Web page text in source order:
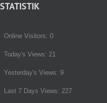
STATISTIK
Online Visitors: 0
Today's Views: 21
Yesterday's Views: 9
Last 7 Days Views: 227